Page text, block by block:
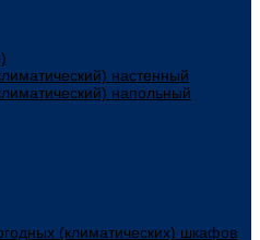
настенный
напольный
(климатических) шкафов